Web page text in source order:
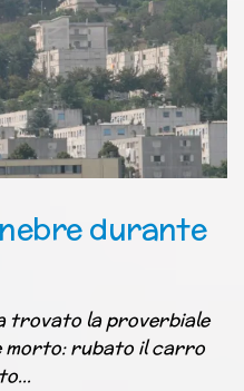
durante
trovato la proverbiale
morto: rubato il carro